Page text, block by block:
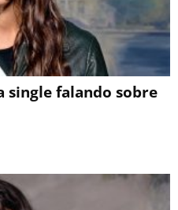
single falando sobre